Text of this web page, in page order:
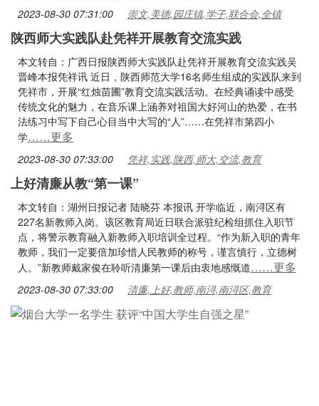
2023-08-30 07:31:00 崇文,美德,园庄镇,学子,联合会,全镇
陕西师大实践队赴凭祥开展教育交流实践
本文转自：广西日报陕西师大实践队赴凭祥开展教育交流实践吴
晋峰本报凭祥讯 近日，陕西师范大学16名师生组成的实践队来到
凭祥市，开展“红烛苗圃”教育交流实践活动。在经典诵读中感受
传统文化的魅力，在音乐课上涵养对祖国大好河山的热爱，在书
法练习中写下自己心目当中大写的“人”……在凭祥市第四小
学……更多
2023-08-30 07:33:00 凭祥,实践,陕西,师大,交流,教育
上好清廉从教“第一课”
本文转自：湖州日报记者 陆晓芬 本报讯 开学临近，南浔区有
227名新教师入岗。该区教育局近日联合派驻纪检组抓住入职节
点，将警示教育融入新教师入职培训全过程。“作为新入职的青年
教师，我们一定要倍加珍惜人民教师的称号，谨言慎行，立德树
人。”新教师戴家俊在聆听清廉第一课后由衷地感慨道……更多
2023-08-30 07:33:00 清廉,上好,教师,南浔,南浔区,教育